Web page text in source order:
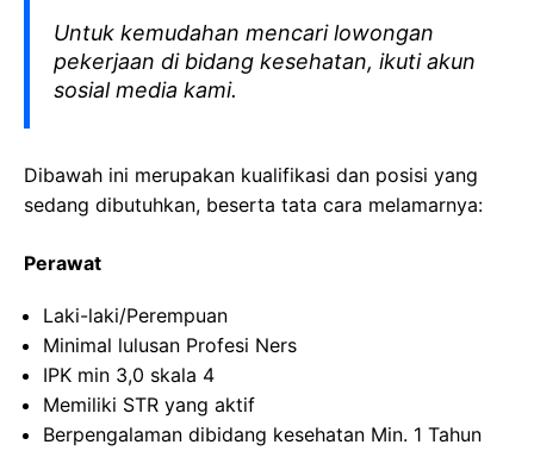
Untuk kemudahan mencari lowongan
pekerjaan di bidang kesehatan, ikuti akun
sosial media kami.
Dibawah ini merupakan kualifikasi dan posisi yang
sedang dibutuhkan, beserta tata cara melamarnya:
Perawat
Laki-laki/Perempuan
Minimal lulusan Profesi Ners
IPK min 3,0 skala 4
Memiliki STR yang aktif
Berpengalaman dibidang kesehatan Min. 1 Tahun